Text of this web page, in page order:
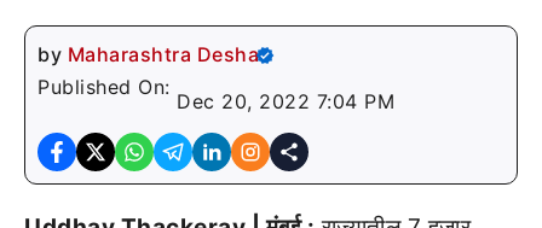
by Maharashtra Desha
Published On:
Dec 20, 2022 7:04 PM